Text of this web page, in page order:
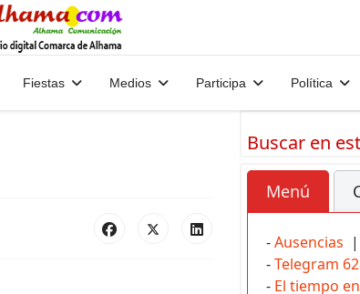
Fiestas Medios Participa Política
Buscar en
Menú
-Ausencias
-Telegram
- El tiempo